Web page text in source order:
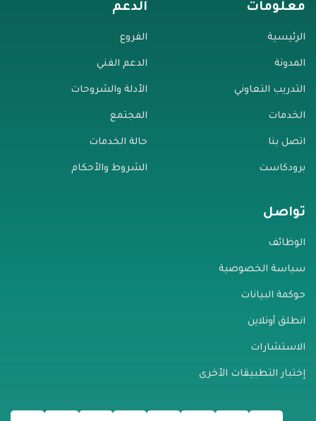
معلومات
الرئيسية
المدونة
التدريب التعاوني
الخدمات
اتصل بنا
برودكاست
الدعم
الفروع
الدعم الفني
الأدلة والشروحات
المجتمع
حالة الخدمات
الشروط والأحكام
تواصل
الوظائف
سياسة الخصوصية
حوكمة البيانات
انطلق أونلاين
الاستشارات
إختبار التطبيقات الأخرى